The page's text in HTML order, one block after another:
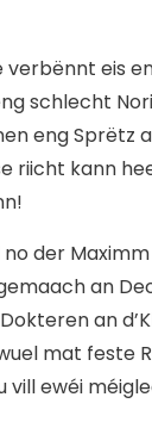
eis
schlecht
eng Sprëtz
riicht kann
no der
an
an
mat feste
vill ewéi